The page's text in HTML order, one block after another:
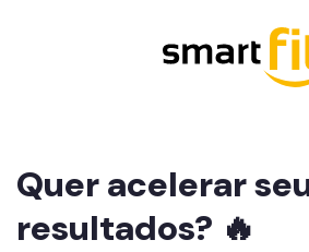
Quer acelerar
resultados? 🔥